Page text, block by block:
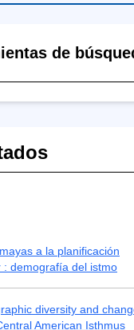
de
a la planificación
: demografía del istmo
diversity and
American Isthmus